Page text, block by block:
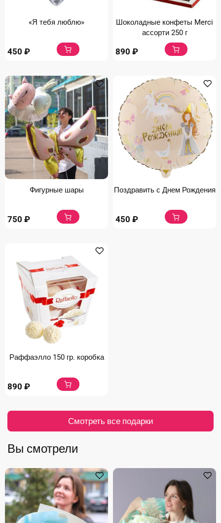
«Я тебя люблю»
450 ₽
Шоколадные конфеты Merci
ассорти 250 г
890 ₽
Фигурные шары
750 ₽
Поздравить с Днем Рождения
450 ₽
Раффаэлло 150 гр. коробка
890 ₽
Смотреть все подарки
Вы смотрели